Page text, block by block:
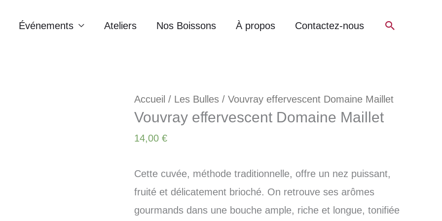
Événements Ateliers Nos Boissons À propos Contactez-nous
Accueil / Les Bulles / Vouvray effervescent Domaine Maillet
Vouvray effervescent Domaine Maillet
14,00 €
Cette cuvée, méthode traditionnelle, offre un nez puissant,
fruité et délicatement brioché. On retrouve ses arômes
gourmands dans une bouche ample, riche et longue, tonifiée